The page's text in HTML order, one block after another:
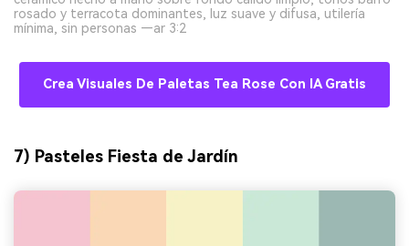
rosado y terracota dominantes, luz suave y difusa, utilería
mínima, sin personas —ar 3:2
Crea Visuales De Paletas Tea Rose Con IA Gratis
7) Pasteles Fiesta de Jardín